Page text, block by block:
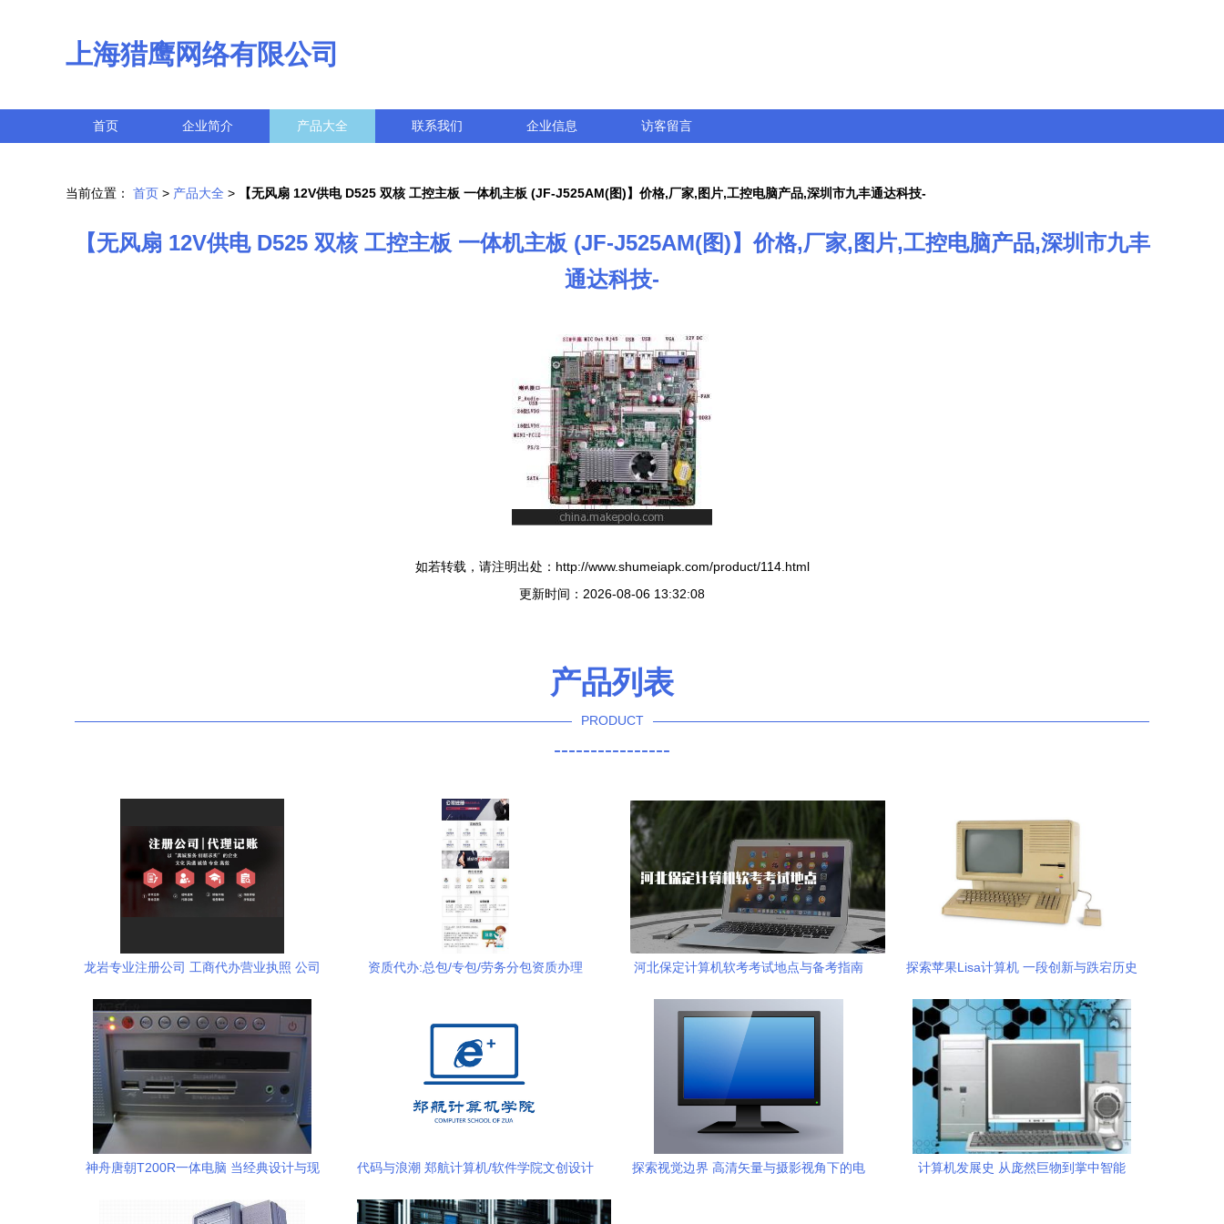
上海猎鹰网络有限公司
首页 企业简介 产品大全 联系我们 企业信息 访客留言
当前位置： 首页 > 产品大全 > 【无风扇 12V供电 D525 双核 工控主板 一体机主板 (JF-J525AM(图)】价格,厂家,图片,工控电脑产品,深圳市九丰通达科技-
【无风扇 12V供电 D525 双核 工控主板 一体机主板 (JF-J525AM(图)】价格,厂家,图片,工控电脑产品,深圳市九丰
通达科技-
如若转载，请注明出处：http://www.shumeiapk.com/product/114.html
更新时间：2026-08-06 13:32:08
产品列表
PRODUCT
----------------
龙岩专业注册公司 工商代办营业执照 公司
资质代办:总包/专包/劳务分包资质办理 河北保定计算机软考考试地点与备考指南 探索苹果Lisa计算机 一段创新与跌宕历史
神舟唐朝T200R一体电脑 当经典设计与现
代码与浪潮 郑航计算机/软件学院文创设计
探索视觉边界 高清矢量与摄影视角下的电
计算机发展史 从庞然巨物到掌中智能